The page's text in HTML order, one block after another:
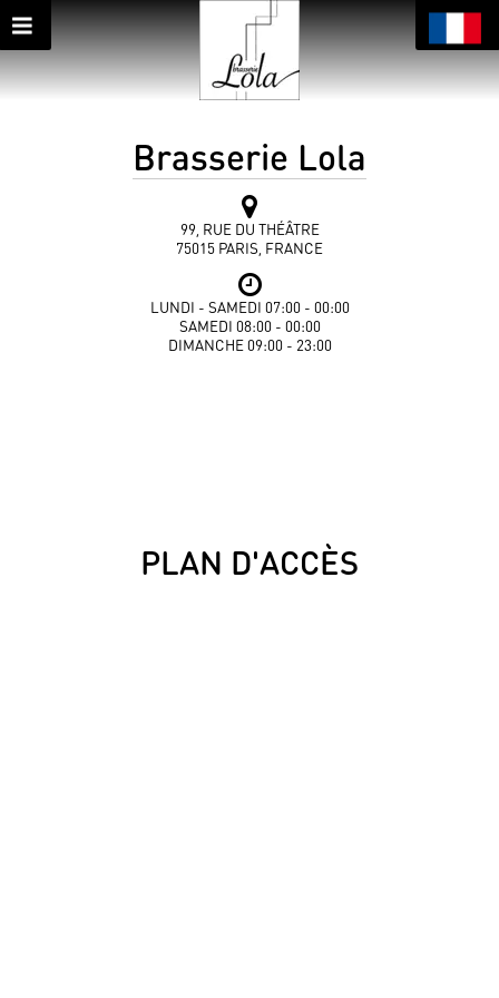
Brasserie Lola
99, RUE DU THÉÂTRE
75015 PARIS, FRANCE
LUNDI - SAMEDI 07:00 - 00:00
SAMEDI 08:00 - 00:00
DIMANCHE 09:00 - 23:00
PLAN D'ACCÈS